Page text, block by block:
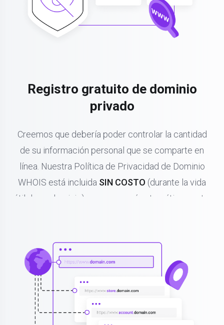
Registro gratuito de dominio
privado
Creemos que debería poder controlar la cantidad
de su información personal que se comparte en
línea. Nuestra Política de Privacidad de Dominio
WHOIS está incluida SIN COSTO (durante la vida
útil de su dominio) y se renovará automáticamente.